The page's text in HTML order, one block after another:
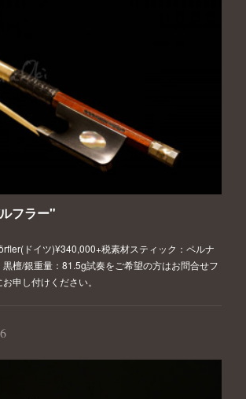
フラー"
ドイツ)¥340,000+税素材スティック：ペルナ
檀/銀重量：81.5g試奏をご希望の方はお問合せフ
申し付けください。